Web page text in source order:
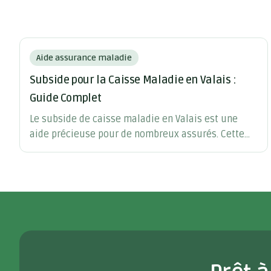
Aide assurance maladie
Subside pour la Caisse Maladie en Valais :
Guide Complet
Le subside de caisse maladie en Valais est une
aide précieuse pour de nombreux assurés. Cette
subvention s'adresse aux personnes et familles à